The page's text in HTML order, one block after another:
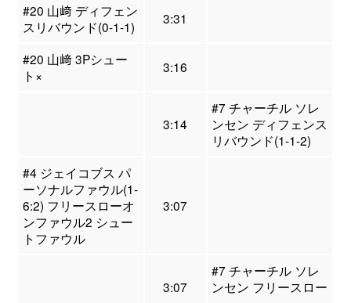
#20 山﨑 ディフェン
スリバウンド(0-1-1)
3:31
#20 山﨑 3Pシュー
ト×
3:16
3:14
#7 チャーチル ソレ
ンセン ディフェンス
リバウンド(1-1-2)
#4 ジェイコブス パ
ーソナルファウル(1-
6:2) フリースローオ
ンファウル2 シュー
トファウル
3:07
3:07
#7 チャーチル ソレ
ンセン フリースロー